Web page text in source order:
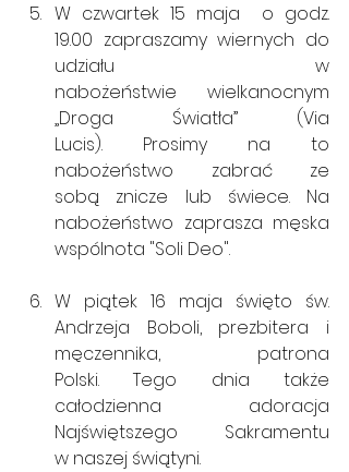
W czwartek 15 maja  o godz.
19.00 zapraszamy wiernych do
udziału                                 w
nabożeństwie wielkanocnym
„Droga Światła” (Via
Lucis). Prosimy na to
nabożeństwo zabrać ze
sobą znicze lub świece. Na
nabożeństwo zaprasza męska
wspólnota "Soli Deo".
W piątek 16 maja święto św.
Andrzeja Boboli, prezbitera i
męczennika, patrona
Polski. Tego dnia także
całodzienna adoracja
Najświętszego Sakramentu
w naszej świątyni.